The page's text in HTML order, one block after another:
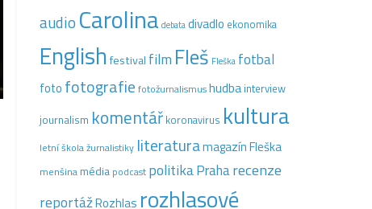
audio Carolina debatadivadlo ekonomika
Englishfestival film Fleš Fleška fotbal
foto fotografie fotožurnalismushudba interview
journalism komentář koronavirus kultura
letní škola žurnalistiky literaturamagazín Fleška
menšinamédia podcast politikaPraharecenze
reportážRozhlas rozhlasové